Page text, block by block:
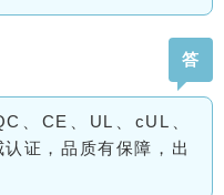
答
、CE、UL、cUL、
证，品质有保障，出